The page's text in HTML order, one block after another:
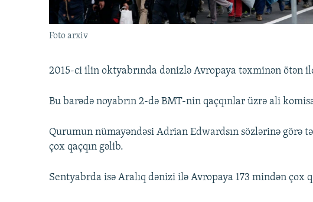
BIZIMLƏ ƏLAQƏ
Foto arxiv
2015-ci ilin oktyabrında dənizlə Avropaya təxminən ötən
Bu barədə noyabrın 2-də BMT-nin qaçqınlar üzrə ali
Qurumun nümayəndəsi Adrian Edwardsın sözlərinə görə
çox qaçqın gəlib.
Sentyabrda isə Aralıq dənizi ilə Avropaya 173 mindən çox